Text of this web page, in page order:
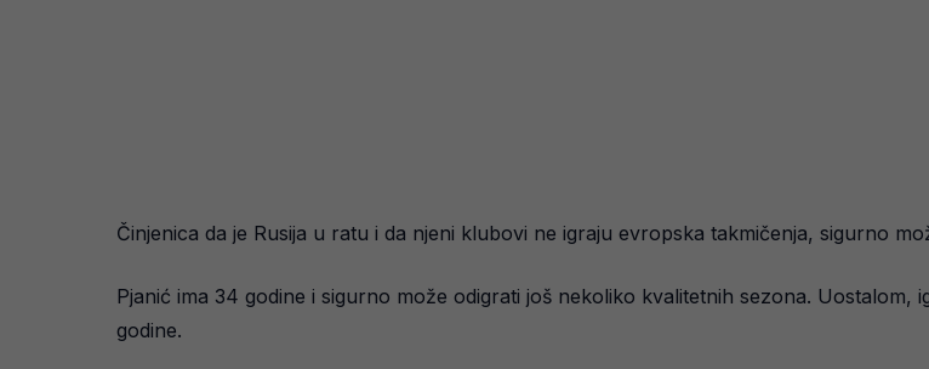
Činjenica da je Rusija u ratu i da njeni klubovi ne igraju evropska takmičenja, sigurno
Pjanić ima 34 godine i sigurno može odigrati još nekoliko kvalitetnih sezona.
godine.